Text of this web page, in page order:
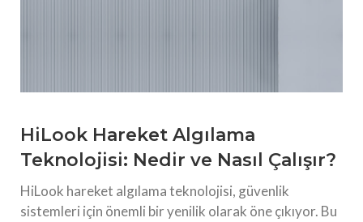
HiLook Hareket Algılama
Teknolojisi: Nedir ve Nasıl Çalışır?
HiLook hareket algılama teknolojisi, güvenlik
sistemleri için önemli bir yenilik olarak öne çıkıyor. Bu